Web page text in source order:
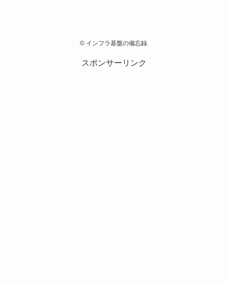
©インフラ基盤の備忘録.
スポンサーリンク